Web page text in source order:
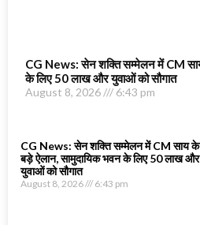
CG News: सेन शक्ति सम्मेलन में CM
के लिए 50 लाख और युवाओं को सौगात
August 8, 2026 6:43 pm
CG News: सेन शक्ति सम्मेलन में CM साय के
बड़े ऐलान, सामुदायिक भवन के लिए 50 लाख और
युवाओं को सौगात
August 8, 2026 6:43 pm